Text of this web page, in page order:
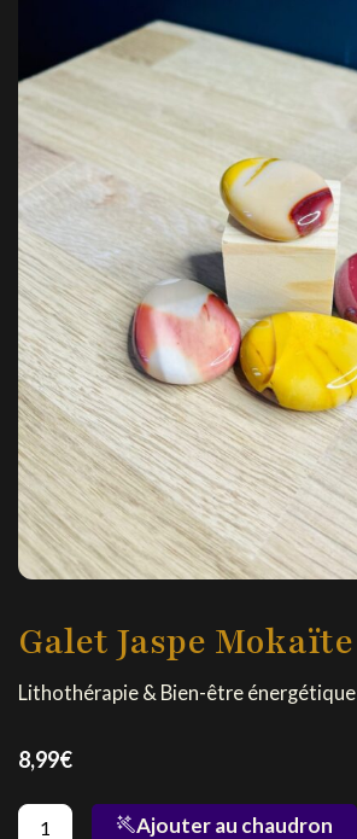
Galet Jaspe Mokaïte
Lithothérapie & Bien-être énergétique
8,99€
quantité
Ajouter au chaudron